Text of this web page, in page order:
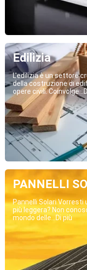
Edilizia
L'edilizia è un settore
della costruzione di
opere civili.
PANNELLI
Pannelli Solari
più leggera? Non
mondo delle...Di più